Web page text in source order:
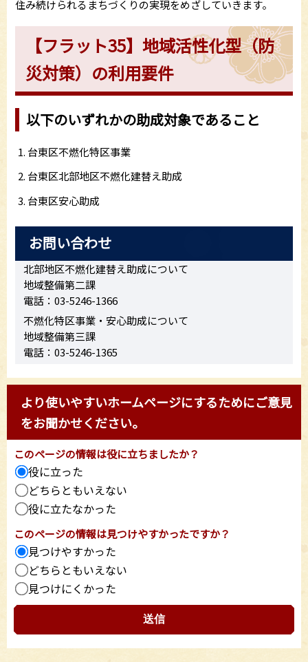
住み続けられるまちづくりの実現をめざしていきます。
【フラット35】地域活性化型（防
災対策）の利用要件
以下のいずれかの助成対象であること
台東区不燃化特区事業
台東区北部地区不燃化建替え助成
台東区安心助成
お問い合わせ
北部地区不燃化建替え助成について
地域整備第二課
電話：03-5246-1366
不燃化特区事業・安心助成について
地域整備第三課
電話：03-5246-1365
より使いやすいホームページにするためにご意見
をお聞かせください。
このページの情報は役に立ちましたか？
役に立った
どちらともいえない
役に立たなかった
このページの情報は見つけやすかったですか？
見つけやすかった
どちらともいえない
見つけにくかった